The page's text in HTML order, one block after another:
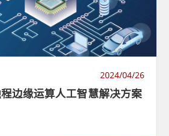
2024/04/26
边缘运算人工智慧解决方案